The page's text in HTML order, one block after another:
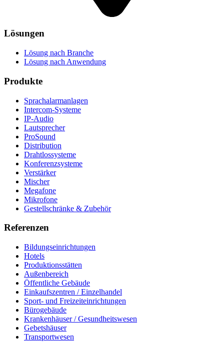
Lösungen
Lösung nach Branche
Lösung nach Anwendung
Produkte
Sprachalarmanlagen
Intercom-Systeme
IP-Audio
Lautsprecher
ProSound
Distribution
Drahtlossysteme
Konferenzsysteme
Verstärker
Mischer
Megafone
Mikrofone
Gestellschränke & Zubehör
Referenzen
Bildungseinrichtungen
Hotels
Produktionsstätten
Außenbereich
Öffentliche Gebäude
Einkaufszentren / Einzelhandel
Sport- und Freizeiteinrichtungen
Bürogebäude
Krankenhäuser / Gesundheitswesen
Gebetshäuser
Transportwesen